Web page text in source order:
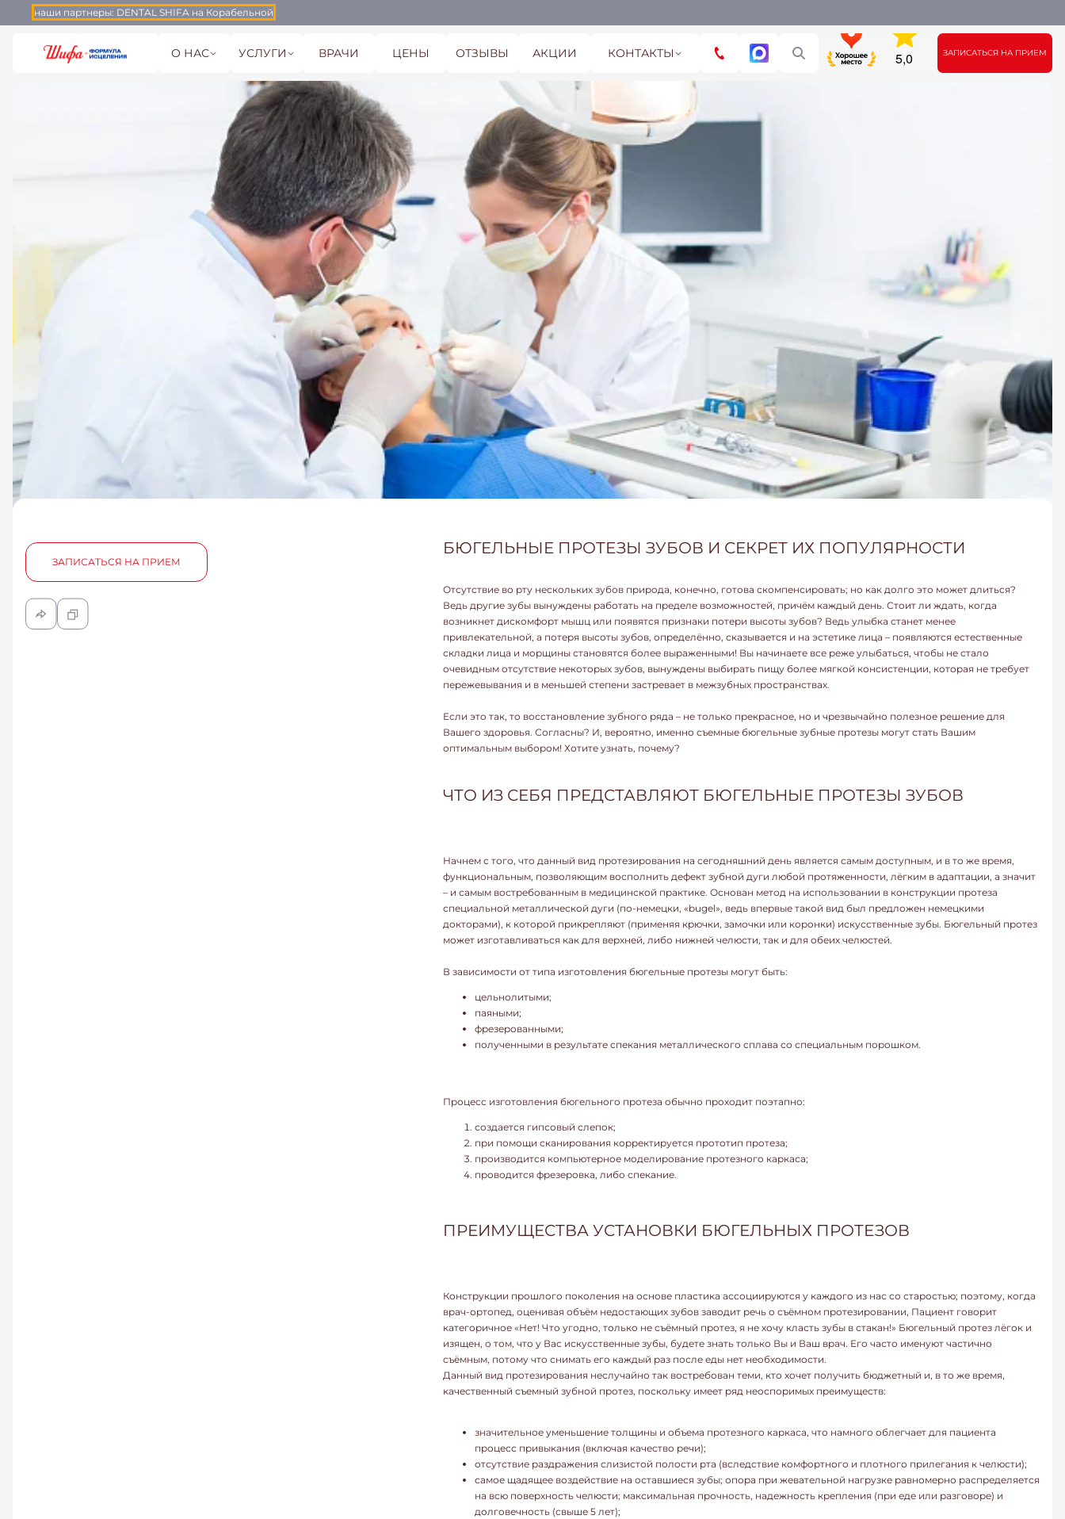
наши партнеры: DENTAL SHIFA на Корабельной
О НАС УСЛУГИ ВРАЧИ ЦЕНЫ ОТЗЫВЫ АКЦИИ КОНТАКТЫ ЗАПИСАТЬСЯ НА ПРИЕМ
ЗАПИСАТЬСЯ НА ПРИЕМ
БЮГЕЛЬНЫЕ ПРОТЕЗЫ ЗУБОВ И СЕКРЕТ ИХ ПОПУЛЯРНОСТИ
Отсутствие во рту нескольких зубов природа, конечно, готова скомпенсировать; но как долго это может длиться?
Ведь другие зубы вынуждены работать на пределе возможностей, причём каждый день. Стоит ли ждать, когда
возникнет дискомфорт мышц или появятся признаки потери высоты зубов? Ведь улыбка станет менее
привлекательной, а потеря высоты зубов, определённо, сказывается и на эстетике лица – появляются естественные
складки лица и морщины становятся более выраженными! Вы начинаете все реже улыбаться, чтобы не стало
очевидным отсутствие некоторых зубов, вынуждены выбирать пищу более мягкой консистенции, которая не требует
пережевывания и в меньшей степени застревает в межзубных пространствах.
Если это так, то восстановление зубного ряда – не только прекрасное, но и чрезвычайно полезное решение для
Вашего здоровья. Согласны? И, вероятно, именно съемные бюгельные зубные протезы могут стать Вашим
оптимальным выбором! Хотите узнать, почему?
ЧТО ИЗ СЕБЯ ПРЕДСТАВЛЯЮТ БЮГЕЛЬНЫЕ ПРОТЕЗЫ ЗУБОВ
Начнем с того, что данный вид протезирования на сегодняшний день является самым доступным, и в то же время,
функциональным, позволяющим восполнить дефект зубной дуги любой протяженности, лёгким в адаптации, а значит
– и самым востребованным в медицинской практике. Основан метод на использовании в конструкции протеза
специальной металлической дуги (по-немецки, «bugel», ведь впервые такой вид был предложен немецкими
докторами), к которой прикрепляют (применяя крючки, замочки или коронки) искусственные зубы. Бюгельный протез
может изготавливаться как для верхней, либо нижней челюсти, так и для обеих челюстей.
В зависимости от типа изготовления бюгельные протезы могут быть:
цельнолитыми;
паяными;
фрезерованными;
полученными в результате спекания металлического сплава со специальным порошком.
Процесс изготовления бюгельного протеза обычно проходит поэтапно:
создается гипсовый слепок;
при помощи сканирования корректируется прототип протеза;
производится компьютерное моделирование протезного каркаса;
проводится фрезеровка, либо спекание.
ПРЕИМУЩЕСТВА УСТАНОВКИ БЮГЕЛЬНЫХ ПРОТЕЗОВ
Конструкции прошлого поколения на основе пластика ассоциируются у каждого из нас со старостью; поэтому, когда
врач-ортопед, оценивая объём недостающих зубов заводит речь о съёмном протезировании, Пациент говорит
категоричное «Нет! Что угодно, только не съёмный протез, я не хочу класть зубы в стакан!» Бюгельный протез лёгок и
изящен, о том, что у Вас искусственные зубы, будете знать только Вы и Ваш врач. Его часто именуют частично
съёмным, потому что снимать его каждый раз после еды нет необходимости.
Данный вид протезирования неслучайно так востребован теми, кто хочет получить бюджетный и, в то же время,
качественный съемный зубной протез, поскольку имеет ряд неоспоримых преимуществ:
значительное уменьшение толщины и объема протезного каркаса, что намного облегчает для пациента
процесс привыкания (включая качество речи);
отсутствие раздражения слизистой полости рта (вследствие комфортного и плотного прилегания к челюсти);
самое щадящее воздействие на оставшиеся зубы; опора при жевательной нагрузке равномерно распределяется
на всю поверхность челюсти; максимальная прочность, надежность крепления (при еде или разговоре) и
долговечность (свыше 5 лет);